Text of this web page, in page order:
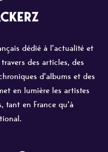
dédié à l'actualité et
des articles, des
d'albums et des
en lumière les artistes
tant en France qu'à